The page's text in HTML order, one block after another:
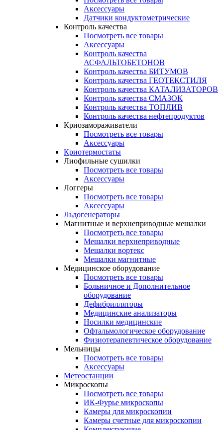
Аксессуары
Датчики кондуктометрические
Контроль качества
Посмотреть все товары
Аксессуары
Контроль качества
АСФАЛЬТОБЕТОНОВ
Контроль качества БИТУМОВ
Контроль качества ГЕОТЕКСТИЛЯ
Контроль качества КАТАЛИЗАТОРОВ
Контроль качества СМАЗОК
Контроль качества ТОПЛИВ
Контроль качества нефтепродуктов
Криозамораживатели
Посмотреть все товары
Аксессуары
Криотермостаты
Лиофильные сушилки
Посмотреть все товары
Аксессуары
Логгеры
Посмотреть все товары
Аксессуары
Льдогенераторы
Магнитные и верхнеприводные мешалки
Посмотреть все товары
Мешалки верхнеприводные
Мешалки вортекс
Мешалки магнитные
Медицинское оборудование
Посмотреть все товары
Больничное и Дополнительное
оборудование
Дефибрилляторы
Медицинские анализаторы
Носилки медицинские
Офтальмологическое оборудование
Физиотерапевтическое оборудование
Мельницы
Посмотреть все товары
Аксессуары
Метеостанции
Микроскопы
Посмотреть все товары
ИК-Фурье микроскопы
Камеры для микроскопии
Камеры счетные для микроскопии